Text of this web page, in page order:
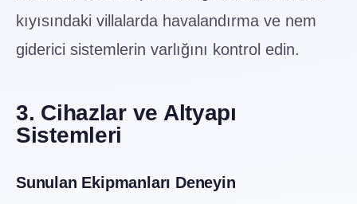
kıyısındaki villalarda havalandırma ve nem
giderici sistemlerin varlığını kontrol edin.
3. Cihazlar ve Altyapı
Sistemleri
Sunulan Ekipmanları Deneyin